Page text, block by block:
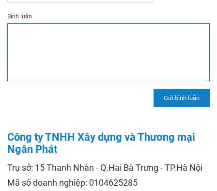
Bình luận
Công ty TNHH Xây dựng và Thương mại
Ngân Phát
Trụ sở: 15 Thanh Nhàn - Q.Hai Bà Trưng - TP.Hà Nội
Mã số doanh nghiệp: 0104625285